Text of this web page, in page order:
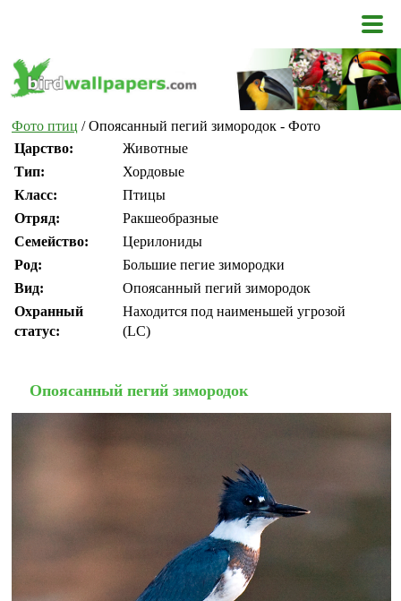
Фото птиц / Опоясанный пегий зимородок - Фото
Царство:
Животные
Тип:
Хордовые
Класс:
Птицы
Отряд:
Ракшеобразные
Семейство:
Церилониды
Род:
Большие пегие зимородки
Вид:
Опоясанный пегий зимородок
Охранный
статус:
Находится под наименьшей угрозой
(LC)
Опоясанный пегий зимородок